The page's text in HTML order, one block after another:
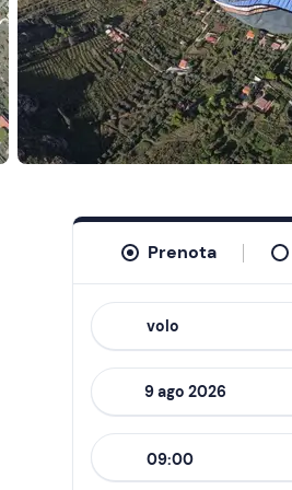
Prenota
volo
forward
to
09:00